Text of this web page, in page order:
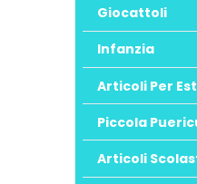
Giocattoli
Infanzia
Articoli Per
Piccola
Articoli